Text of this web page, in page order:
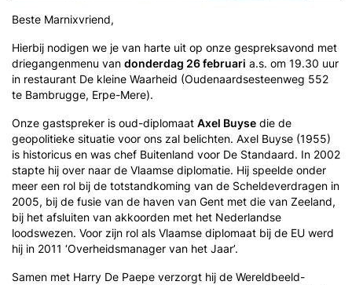
Beste Marnixvriend,
Hierbij nodigen we je van harte uit op onze gespreksavond met
driegangenmenu van donderdag 26 februari a.s. om 19.30 uur
in restaurant De kleine Waarheid (Oudenaardsesteenweg 552
te Bambrugge, Erpe-Mere).
Onze gastspreker is oud-diplomaat Axel Buyse die de
geopolitieke situatie voor ons zal belichten. Axel Buyse (1955)
is historicus en was chef Buitenland voor De Standaard. In 2002
stapte hij over naar de Vlaamse diplomatie. Hij speelde onder
meer een rol bij de totstandkoming van de Scheldeverdragen in
2005, bij de fusie van de haven van Gent met die van Zeeland,
bij het afsluiten van akkoorden met het Nederlandse
loodswezen. Voor zijn rol als Vlaamse diplomaat bij de EU werd
hij in 2011 ‘Overheidsmanager van het Jaar’.
Samen met Harry De Paepe verzorgt hij de Wereldbeeld-